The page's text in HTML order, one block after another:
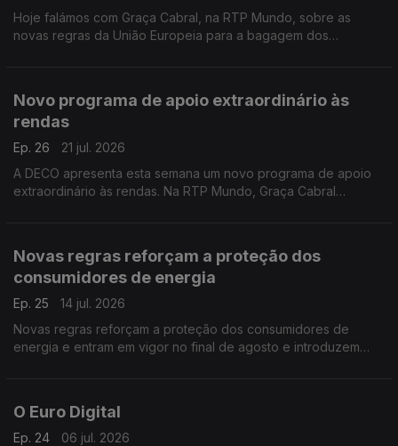
Hoje falámos com Graça Cabral, na RTP Mundo, sobre as
novas regras da União Europeia para a bagagem dos
Novo programa de apoio extraordinário às
rendas
Ep. 26
21 jul. 2026
A DECO apresenta esta semana um novo programa de apoio
extraordinário às rendas. Na RTP Mundo, Graça Cabral
habitação. A iniciativa surge num contexto de crescente
procura por apoio, com os pedidos de ajuda à DECO a
aumentarem 67% este ano.
Novas regras reforçam a proteção dos
consumidores de energia
Ep. 25
14 jul. 2026
Novas regras reforçam a proteção dos consumidores de
energia e entram em vigor no final de agosto e introduzem
tudo com Graça Cabral na conversa com Isabel Flora.
O Euro Digital
Ep. 24
06 jul. 2026